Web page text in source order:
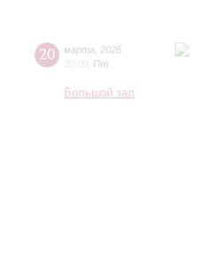
20 марта
2026
20:00 Пт
Большой зал